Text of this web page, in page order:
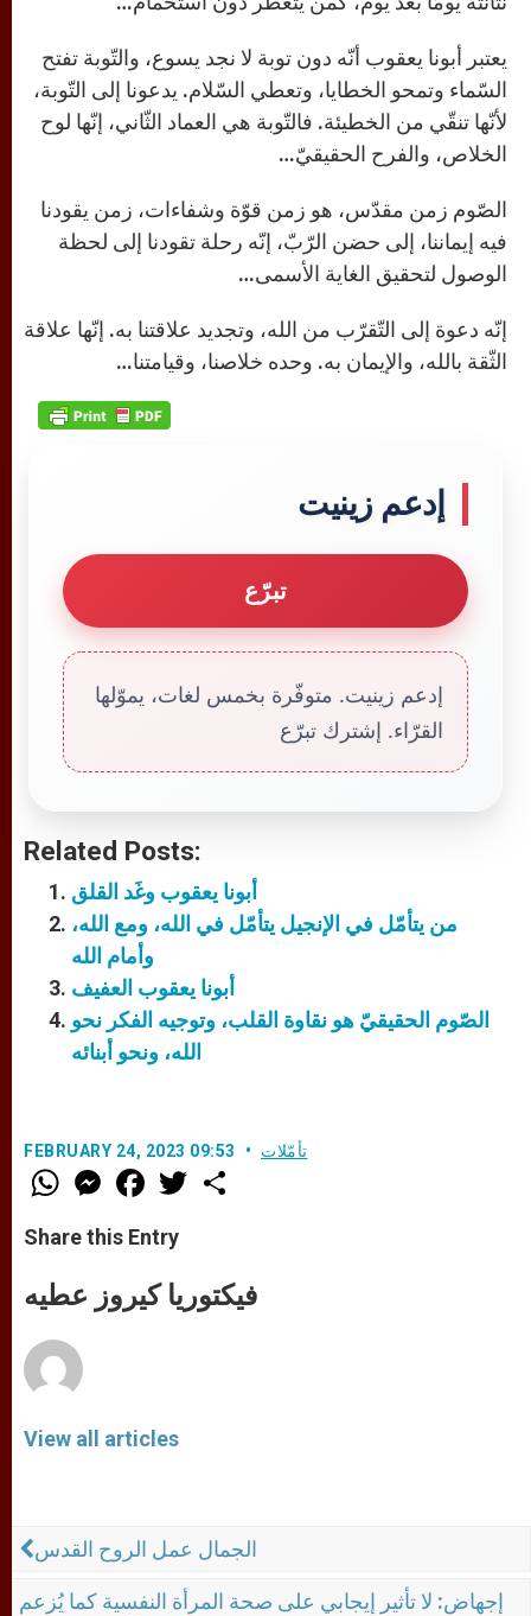
يعتبر أبونا يعقوب أنّه دون توبة لا نجد يسوع، والتّوبة تفتح
السّماء وتمحو الخطايا، وتعطي السّلام. يدعونا إلى التّوبة،
لأنّها تنقّي من الخطيئة. فالتّوبة هي العماد الثّاني، إنّها لوح
الخلاص، والفرح الحقيقيّ…
الصّوم زمن مقدّس، هو زمن قوّة وشفاءات، زمن يقودنا
فيه إيماننا، إلى حضن الرّبّ، إنّه رحلة تقودنا إلى لحظة
الوصول لتحقيق الغاية الأسمى…
إنّه دعوة إلى التّقرّب من الله، وتجديد علاقتنا به. إنّها علاقة
الثّقة بالله، والإيمان به. وحده خلاصنا، وقيامتنا…
إدعم زينيت
تبرّع
إدعم زينيت. متوفّرة بخمس لغات، يموّلها
القرّاء. إشترك تبرّع
Related Posts:
أبونا يعقوب وغَد القلق
من يتأمّل في الإنجيل يتأمّل في الله، ومع الله،
وأمام الله
أبونا يعقوب العفيف
الصّوم الحقيقيّ هو نقاوة القلب، وتوجيه الفكر نحو
الله، ونحو أبنائه
FEBRUARY 24, 2023 09:53 تأمّلات
W
h
t
s
p
p
M
e
s
e
e
F
a
e
b
o
k
w
Share this Entry
فيكتوريا كيروز عطيه
View all articles
الجمال عمل الروح القدس
إجهاض: لا تأثير إيجابي على صحة المرأة النفسية كما يُزعم